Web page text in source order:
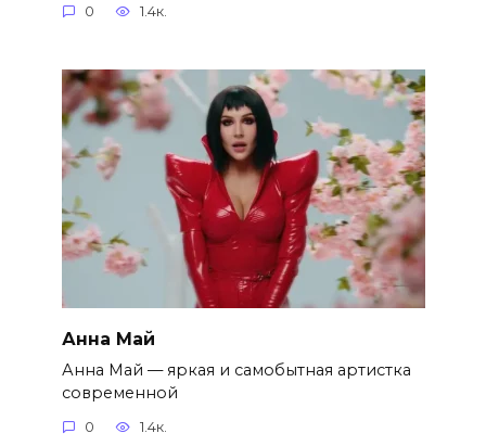
0 1.4к.
Анна Май
Анна Май — яркая и самобытная артистка
современной
0 1.4к.